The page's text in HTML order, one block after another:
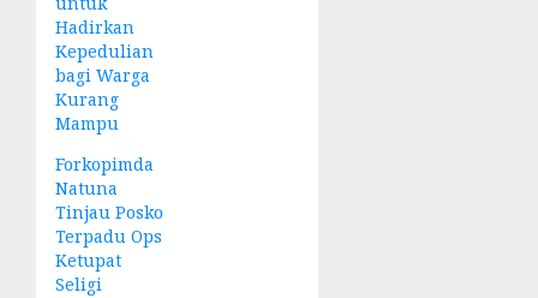
Hadirkan
Kepedulian
bagi Warga
Kurang
Mampu
Forkopimda
Natuna
Tinjau Posko
Terpadu Ops
Ketupat
Seligi